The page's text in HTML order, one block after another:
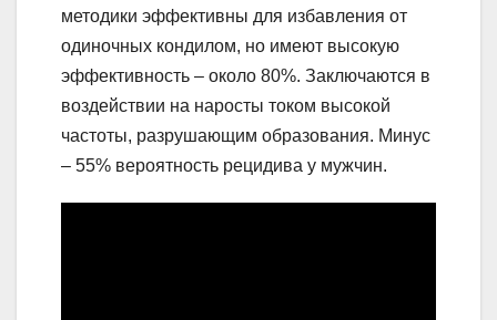
методики эффективны для избавления от
одиночных кондилом, но имеют высокую
эффективность – около 80%. Заключаются в
воздействии на наросты током высокой
частоты, разрушающим образования. Минус
– 55% вероятность рецидива у мужчин.